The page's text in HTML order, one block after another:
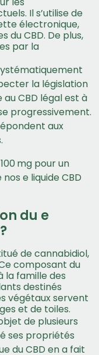
Il s’utilise de
électronique,
du CBD. De plus,
par la
la législation
au CBD légal est à
progressivement.
aux
mg pour un
e liquide CBD
du e
de cannabidiol,
composant du
la famille des
destinés
végétaux servent
et de toiles.
de plusieurs
ses propriétés
du CBD en a fait